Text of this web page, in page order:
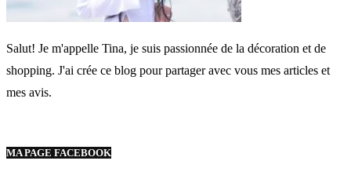
Salut! Je m'appelle Tina, je suis passionnée de la décoration et de
shopping. J'ai crée ce blog pour partager avec vous mes articles et
mes avis.
MA PAGE FACEBOOK